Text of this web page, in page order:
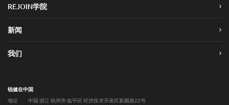
REJOIN学院
新闻
我们
锐健在中国
地址
中国 浙江 杭州市 临平区 经济技术开发区新颜路22号